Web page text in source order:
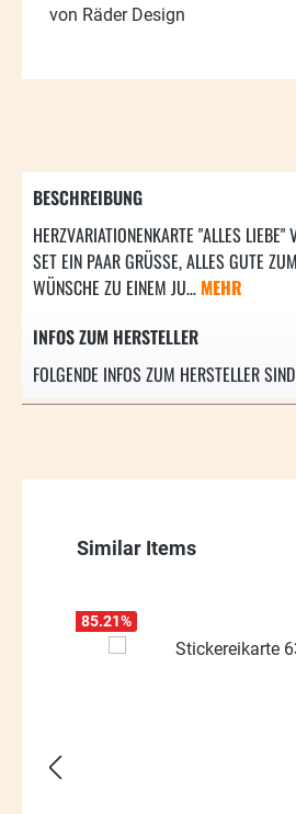
von Räder Design
BESCHREIBUNG
HERZVARIATIONENKARTE "ALLES LIEBE"
SET EIN PAAR GRÜSSE, ALLES GUTE ZUM
ÜNSCHE ZU EINEM JU… MEHR
INFOS ZUM HERSTELLER
FOLGENDE INFOS ZUM HERSTELLER
Produktgalerie überspringen
Similar Items
85.21%